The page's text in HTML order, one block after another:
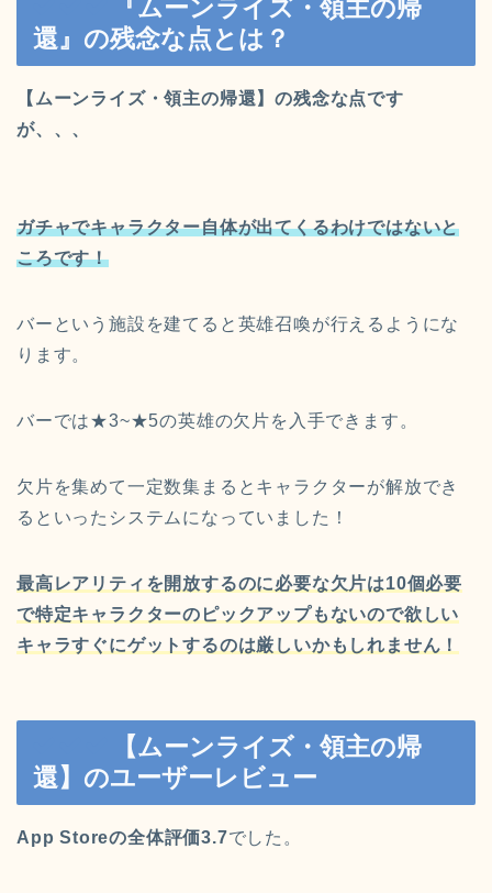
『ムーンライズ・領主の帰
還』の残念な点とは？
【ムーンライズ・領主の帰還】の残念な点です
が、、、
ガチャでキャラクター自体が出てくるわけではないと
ころです！
バーという施設を建てると英雄召喚が行えるようにな
ります。
バーでは★3~★5の英雄の欠片を入手できます。
欠片を集めて一定数集まるとキャラクターが解放でき
るといったシステムになっていました！
最高レアリティを開放するのに必要な欠片は10個必要
で特定キャラクターのピックアップもないので欲しい
キャラすぐにゲットするのは厳しいかもしれません！
【ムーンライズ・領主の帰
還】のユーザーレビュー
App Storeの全体評価3.7でした。